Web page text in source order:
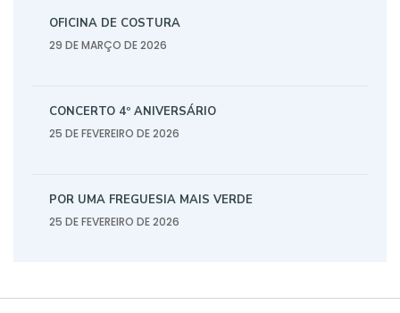
OFICINA DE COSTURA
29 DE MARÇO DE 2026
CONCERTO 4º ANIVERSÁRIO
25 DE FEVEREIRO DE 2026
POR UMA FREGUESIA MAIS VERDE
25 DE FEVEREIRO DE 2026